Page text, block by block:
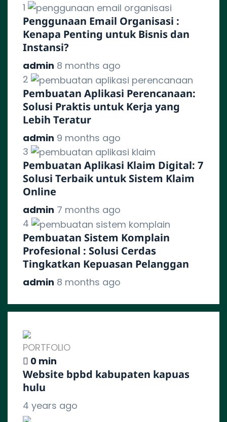
1
Penggunaan Email Organisasi :
Kenapa Penting untuk Bisnis dan
Instansi?
admin 8 months ago
2
Pembuatan Aplikasi Perencanaan:
Solusi Praktis untuk Kerja yang
Lebih Teratur
admin 9 months ago
3
Pembuatan Aplikasi Klaim Digital: 7
Solusi Terbaik untuk Sistem Klaim
Online
admin 7 months ago
4
Pembuatan Sistem Komplain
Profesional : Solusi Cerdas
Tingkatkan Kepuasan Pelanggan
admin 8 months ago
PORTFOLIO
0 min
Website bpbd kabupaten kapuas
hulu
4 years ago